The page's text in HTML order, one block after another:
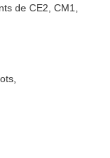
de CE2, CM1,